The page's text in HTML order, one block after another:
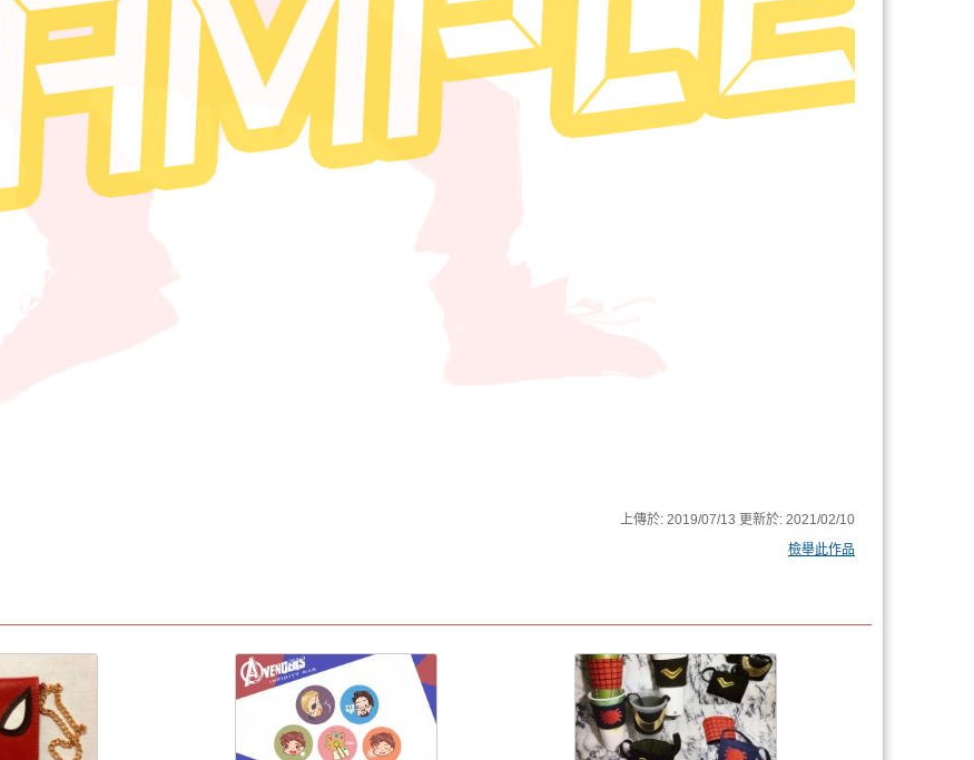
上傳於: 2019/07/13 更新於: 2021/02/10
檢舉此作品